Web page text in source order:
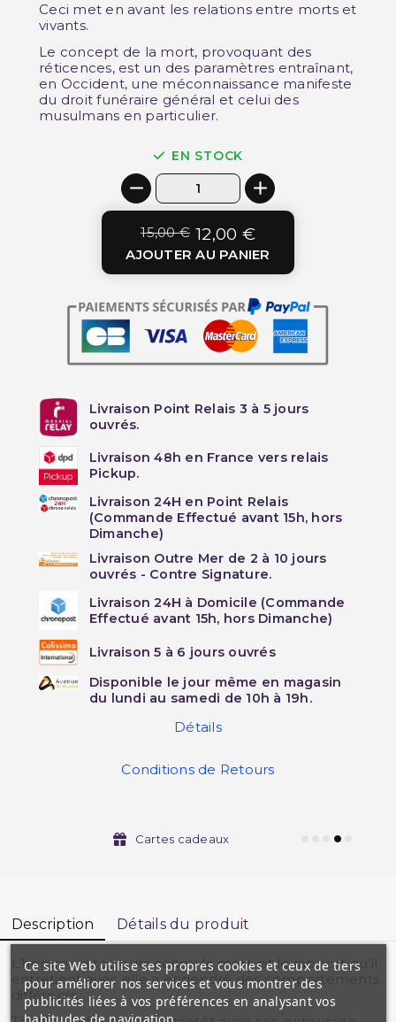
Ceci met en avant les relations entre morts et
vivants.
Le concept de la mort, provoquant des
réticences, est un des paramètres entraînant,
en Occident, une méconnaissance manifeste
du droit funéraire général et celui des
musulmans en particulier.
EN STOCK
15,00 € 12,00 €
AJOUTER AU PANIER
Livraison Point Relais 3 à 5 jours
ouvrés.
Livraison 48h en France vers relais
Pickup.
Livraison 24H en Point Relais
(Commande Effectué avant 15h, hors
Dimanche)
Livraison Outre Mer de 2 à 10 jours
ouvrés - Contre Signature.
Livraison 24H à Domicile (Commande
Effectué avant 15h, hors Dimanche)
Livraison 5 à 6 jours ouvrés
Disponible le jour même en magasin
du lundi au samedi de 10h à 19h.
Détails
Conditions de Retours
Cartes cadeaux
Description Détails du produit
L’homme a toujours connu la mort, et le rapport qu’il
entretient avec elle a engendré des comportements
différents.
Ce site Web utilise ses propres cookies et ceux de tiers
pour améliorer nos services et vous montrer des
publicités liées à vos préférences en analysant vos
habitudes de navigation.